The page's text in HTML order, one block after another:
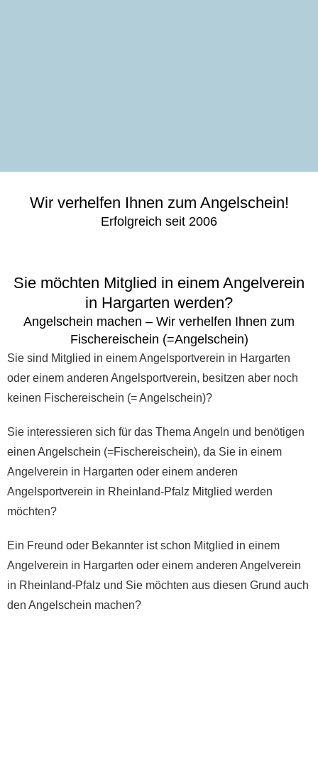
Wir verhelfen Ihnen zum Angelschein!
Erfolgreich seit 2006
Sie möchten Mitglied in einem Angelverein
in Hargarten werden?
Angelschein machen – Wir verhelfen Ihnen zum
Fischereischein (=Angelschein)
Sie sind Mitglied in einem Angelsportverein in Hargarten
oder einem anderen Angelsportverein, besitzen aber noch
keinen Fischereischein (= Angelschein)?
Sie interessieren sich für das Thema Angeln und benötigen
einen Angelschein (=Fischereischein), da Sie in einem
Angelverein in Hargarten oder einem anderen
Angelsportverein in Rheinland-Pfalz Mitglied werden
möchten?
Ein Freund oder Bekannter ist schon Mitglied in einem
Angelverein in Hargarten oder einem anderen Angelverein
in Rheinland-Pfalz und Sie möchten aus diesen Grund auch
den Angelschein machen?